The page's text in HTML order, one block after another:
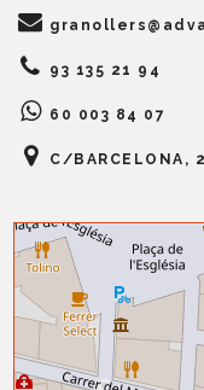
93 135 21 94
60 003 84 07
C/BARCELONA,